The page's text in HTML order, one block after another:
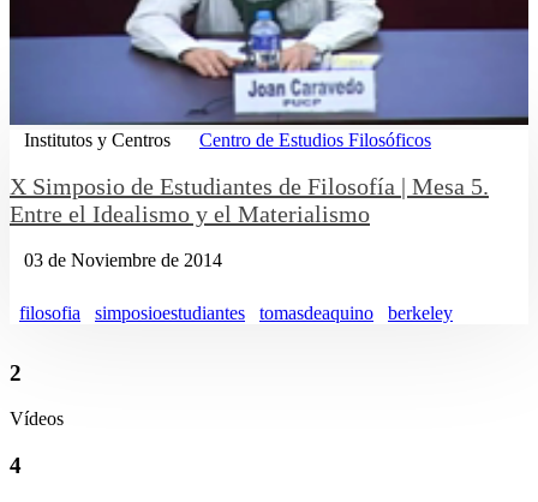
Institutos y Centros Centro de Estudios Filosóficos
X Simposio de Estudiantes de Filosofía | Mesa 5.
Entre el Idealismo y el Materialismo
03 de Noviembre de 2014
filosofia simposioestudiantes tomasdeaquino berkeley
2
Vídeos
4